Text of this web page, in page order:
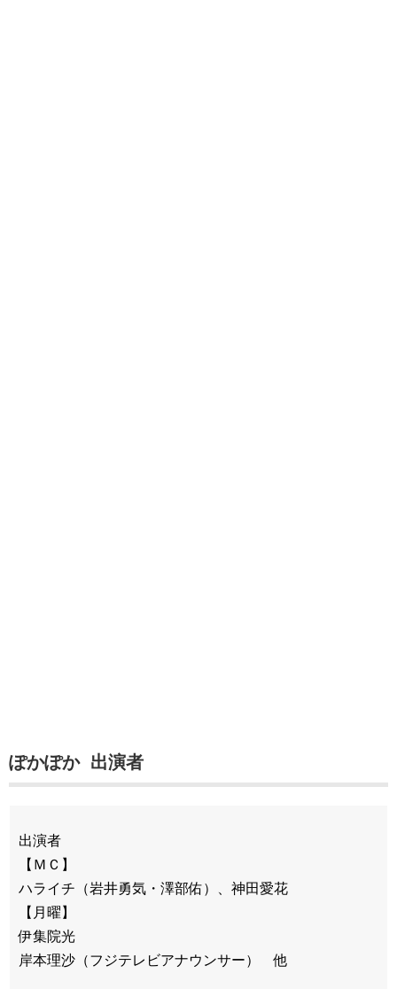
ぽかぽか 出演者
出演者
【ＭＣ】
ハライチ（岩井勇気・澤部佑）、神田愛花
【月曜】
伊集院光
岸本理沙（フジテレビアナウンサー） 他